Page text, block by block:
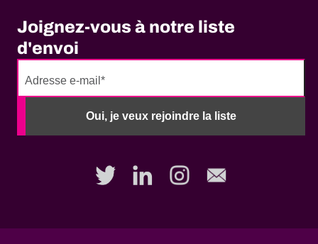
Joignez-vous à notre liste
d'envoi
Oui, je veux rejoindre la liste
No
fill